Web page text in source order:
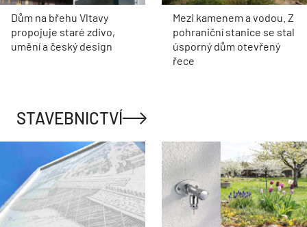
Dům na břehu Vltavy
propojuje staré zdivo,
umění a český design
Mezi kamenem a vodou. Z
pohraniční stanice se stal
úsporný dům otevřený
řece
STAVEBNICTVÍ